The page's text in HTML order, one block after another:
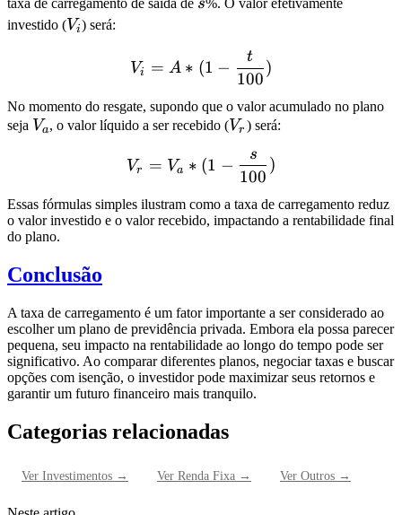
taxa de carregamento de saída de s%. O valor efetivamente
investido (V_i
Vi) será:
V_i = A * (1 -
Vi = A ∗ (1 −
100
t
)
No momento do resgate, supondo que o valor acumulado no plano
seja V_a
Va, o valor líquido a ser recebido (V_r
Vr ) será:
V_r = V_a * (1 -
Vr = Va ∗ (1 −
100
s
)
Essas fórmulas simples ilustram como a taxa de carregamento reduz
o valor investido e o valor recebido, impactando a rentabilidade final
do plano.
Conclusão
A taxa de carregamento é um fator importante a ser considerado ao
escolher um plano de previdência privada. Embora ela possa parecer
pequena, seu impacto na rentabilidade ao longo do tempo pode ser
significativo. Ao comparar diferentes planos, negociar taxas e buscar
opções com isenção, o investidor pode maximizar seus retornos e
garantir um futuro financeiro mais tranquilo.
Categorias relacionadas
Ver Investimentos → Ver Renda Fixa → Ver Outros →